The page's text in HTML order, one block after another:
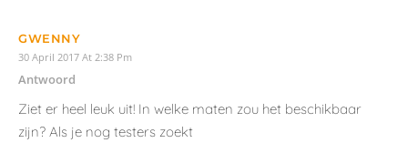
GWENNY
30 April 2017 At 2:38 Pm
Antwoord
Ziet er heel leuk uit! In welke maten zou het beschikbaar
zijn? Als je nog testers zoekt